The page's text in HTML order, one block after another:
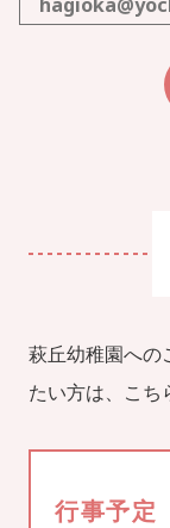
萩丘幼稚園への
たい方は、こち
行事予定